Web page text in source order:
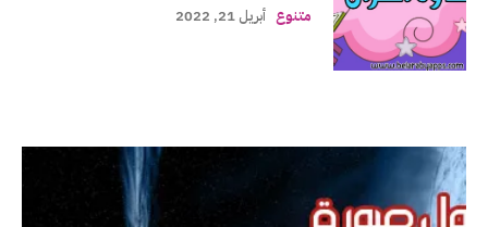
متنوع أبريل 21, 2022